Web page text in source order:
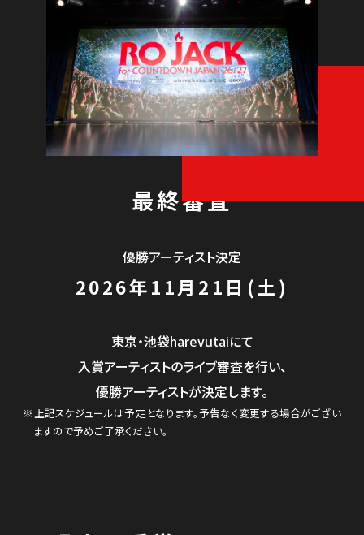
最終審査
優勝アーティスト決定
2026年11月21日(土)
東京・池袋harevutaiにて
入賞アーティストのライブ審査を行い、
優勝アーティストが決定します。
※上記スケジュールは予定となります。予告なく変更する場合がござい
ますので予めご了承ください。